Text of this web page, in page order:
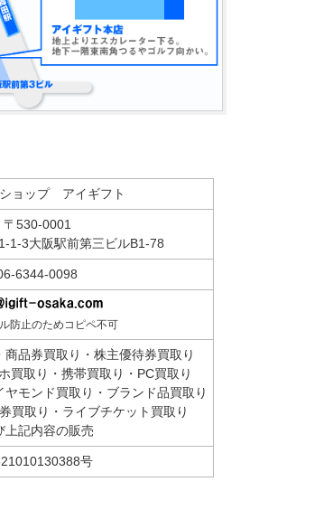
ョップ アイギフト
〒530-0001
1-3大阪駅前第三ビルB1-78
6344-0098
防止のためコピペ不可
品券買取り・株主優待券買取り
買取り・携帯買取り・PC買取り
モンド買取り・ブランド品買取り
買取り・ライブチケット買取り
上記内容の販売
号